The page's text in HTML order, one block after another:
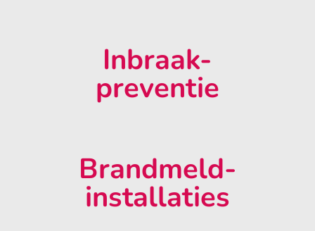
Inbraak-
preventie
Brandmeld-
installaties